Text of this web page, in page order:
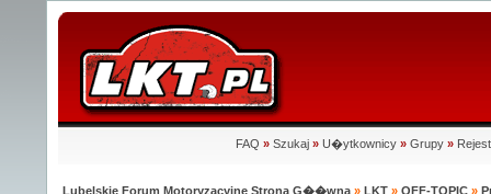
FAQ » Szukaj » U�ytkownicy » Grupy »
Lubelskie Forum Motoryzacyjne Strona G��wna » LKT » OFF-TOPIC »